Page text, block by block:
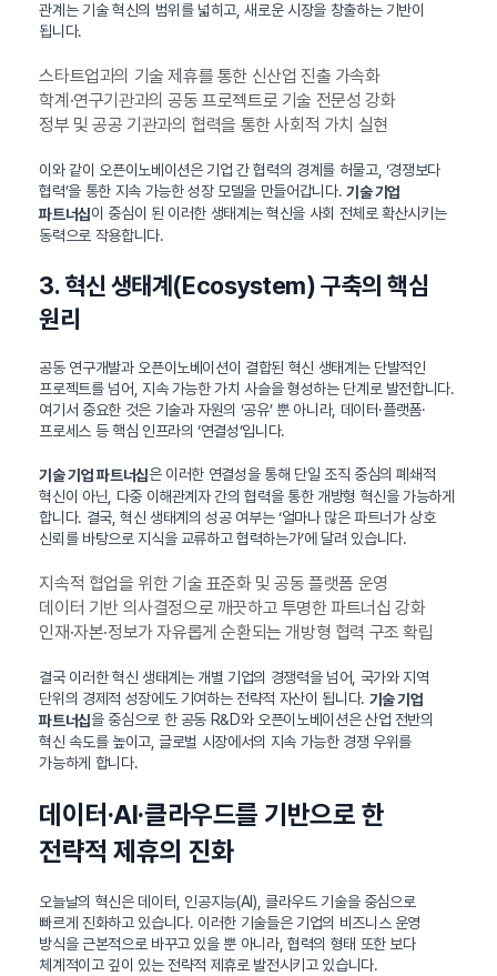
관계는 기술 혁신의 범위를 넓히고, 새로운 시장을 창출하는 기반이
됩니다.
스타트업과의 기술 제휴를 통한 신산업 진출 가속화
학계·연구기관과의 공동 프로젝트로 기술 전문성 강화
정부 및 공공 기관과의 협력을 통한 사회적 가치 실현
이와 같이 오픈이노베이션은 기업 간 협력의 경계를 허물고, ‘경쟁보다
협력’을 통한 지속 가능한 성장 모델을 만들어갑니다. 기술 기업
파트너십이 중심이 된 이러한 생태계는 혁신을 사회 전체로 확산시키는
동력으로 작용합니다.
3. 혁신 생태계(Ecosystem) 구축의 핵심
원리
공동 연구개발과 오픈이노베이션이 결합된 혁신 생태계는 단발적인
프로젝트를 넘어, 지속 가능한 가치 사슬을 형성하는 단계로 발전합니다.
여기서 중요한 것은 기술과 자원의 ‘공유’ 뿐 아니라, 데이터·플랫폼·
프로세스 등 핵심 인프라의 ‘연결성’입니다.
기술 기업 파트너십은 이러한 연결성을 통해 단일 조직 중심의 폐쇄적
혁신이 아닌, 다중 이해관계자 간의 협력을 통한 개방형 혁신을 가능하게
합니다. 결국, 혁신 생태계의 성공 여부는 ‘얼마나 많은 파트너가 상호
신뢰를 바탕으로 지식을 교류하고 협력하는가’에 달려 있습니다.
지속적 협업을 위한 기술 표준화 및 공동 플랫폼 운영
데이터 기반 의사결정으로 깨끗하고 투명한 파트너십 강화
인재·자본·정보가 자유롭게 순환되는 개방형 협력 구조 확립
결국 이러한 혁신 생태계는 개별 기업의 경쟁력을 넘어, 국가와 지역
단위의 경제적 성장에도 기여하는 전략적 자산이 됩니다. 기술 기업
파트너십을 중심으로 한 공동 R&D와 오픈이노베이션은 산업 전반의
혁신 속도를 높이고, 글로벌 시장에서의 지속 가능한 경쟁 우위를
가능하게 합니다.
데이터·AI·클라우드를 기반으로 한
전략적 제휴의 진화
오늘날의 혁신은 데이터, 인공지능(AI), 클라우드 기술을 중심으로
빠르게 진화하고 있습니다. 이러한 기술들은 기업의 비즈니스 운영
방식을 근본적으로 바꾸고 있을 뿐 아니라, 협력의 형태 또한 보다
체계적이고 깊이 있는 전략적 제휴로 발전시키고 있습니다.